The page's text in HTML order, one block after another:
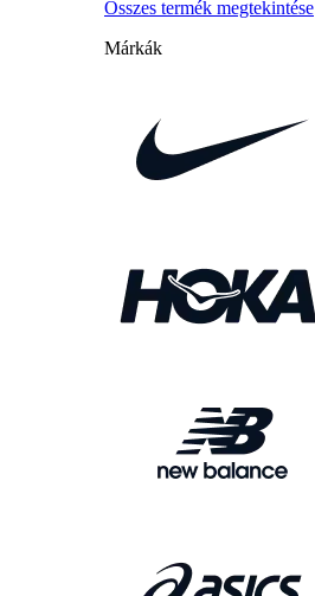
Összes termék megtekintése
Márkák